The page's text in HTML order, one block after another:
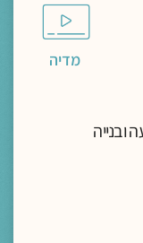
מדיה
ובנייה